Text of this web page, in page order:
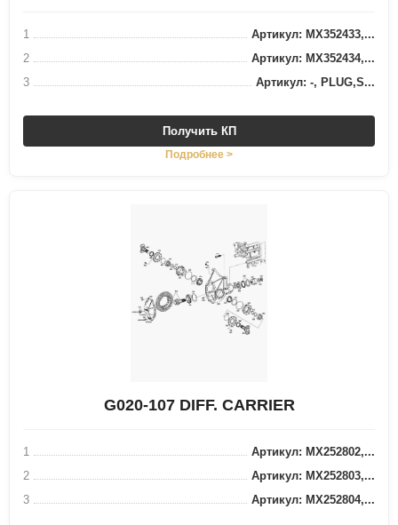
1
Артикул: MX352433,...
2
Артикул: MX352434,...
3
Артикул: -, PLUG,S...
Получить КП
Подробнее >
G020-107 DIFF. CARRIER
1
Артикул: MX252802,...
2
Артикул: MX252803,...
3
Артикул: MX252804,...